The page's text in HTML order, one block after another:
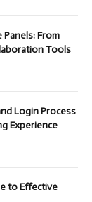
From
Tools
Login Process
Experience
to Effective